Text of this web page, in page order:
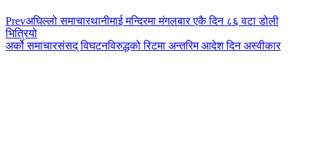
Prevअघिल्लो समाचारथानीमाई मन्दिरमा मंगलबार एकै दिन ८६ वटा डोली
भित्रियो
अर्को समाचारसंसद् विघटनविरुद्धको रिटमा अन्तरिम आदेश दिन अस्वीकार